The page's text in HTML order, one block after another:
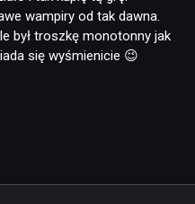
wampiry od tak dawna.
był troszkę monotonny jak
się wyśmienicie 😉